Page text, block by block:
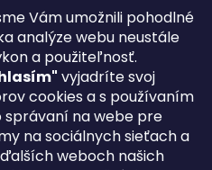
Vám umožnili pohodlné
analýze webu neustále
a použiteľnosť.
vyjadríte svoj
cookies a s používaním
správaní na webe pre
na sociálnych sieťach a
weboch našich
od zmluvy